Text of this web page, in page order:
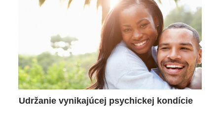
Udržanie vynikajúcej psychickej kondície